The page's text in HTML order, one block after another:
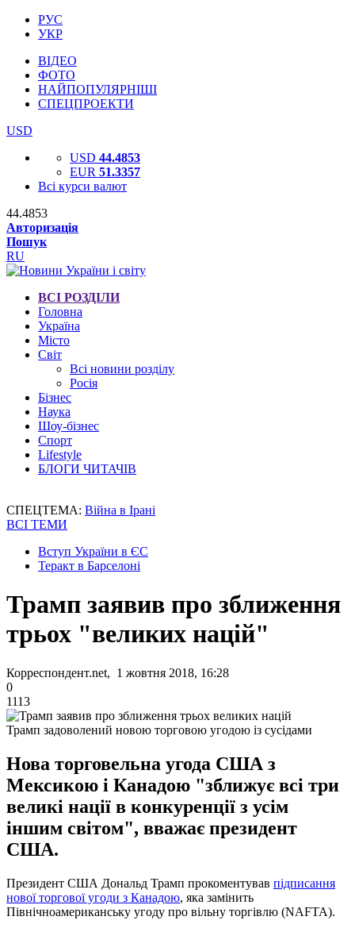
РУС
УКР
ВІДЕО
ФОТО
НАЙПОПУЛЯРНІШІ
СПЕЦПРОЕКТИ
USD
USD 44.4853
EUR 51.3357
Всі курси валют
44.4853
Авторизація
Пошук
RU
ВСІ РОЗДІЛИ
Головна
Україна
Місто
Світ
Всі новини розділу
Росія
Бізнес
Наука
Шоу-бізнес
Спорт
Lifestyle
БЛОГИ ЧИТАЧІВ
СПЕЦТЕМА: Війна в Ірані
ВСІ ТЕМИ
Вступ України в ЄС
Теракт в Барселоні
Трамп заявив про зближення
трьох "великих націй"
Корреспондент.net, 1 жовтня 2018, 16:28
0
1113
Трамп задоволений новою торговою угодою із сусідами
Нова торговельна угода США з
Мексикою і Канадою "зближує всі три
великі нації в конкуренції з усім
іншим світом", вважає президент
США.
Президент США Дональд Трамп прокоментував підписання
нової торгової угоди з Канадою, яка замінить
Північноамериканську угоду про вільну торгівлю (NAFTA).